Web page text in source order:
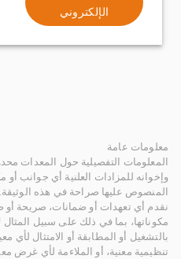
الإلكتروني
معلومات عامة
المعلومات التفصيلية حول المعدات
وإخوانه للمزادات العلنية أي جوانب
المنصوص عليها صراحة في هذه
نقدم أي تعهدات أو ضمانات، صريحة أو
مكوناتها، بما في ذلك على سبيل
بالتشغيل أو المطابقة أو الامتثال لأي
تنظيمية معنية، أو الملاءمة لأي غرض